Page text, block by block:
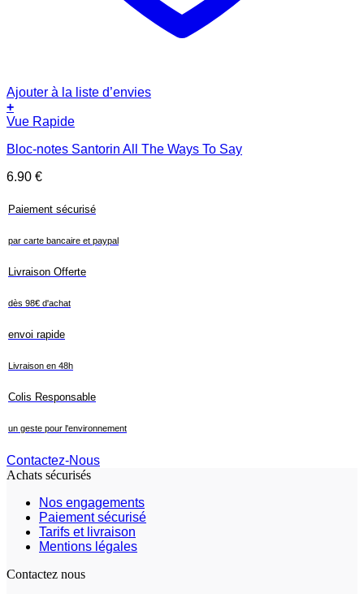
Ajouter à la liste d’envies
+
Vue Rapide
Bloc-notes Santorin All The Ways To Say
6.90 €
Paiement sécurisé
par carte bancaire et paypal
Livraison Offerte
dès 98€ d'achat
envoi rapide
Livraison en 48h
Colis Responsable
un geste pour l'environnement
Contactez-Nous
Achats sécurisés
Nos engagements
Paiement sécurisé
Tarifs et livraison
Mentions légales
Contactez nous